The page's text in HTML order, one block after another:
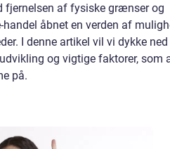
fjernelsen af fysiske grænser og
åbnet en verden af
I denne artikel vil vi dykke
og vigtige faktorer, som
på.